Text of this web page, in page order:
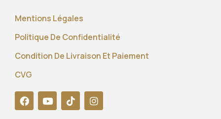
Mentions Légales
Politique De Confidentialité
Condition De Livraison Et Paiement
CVG